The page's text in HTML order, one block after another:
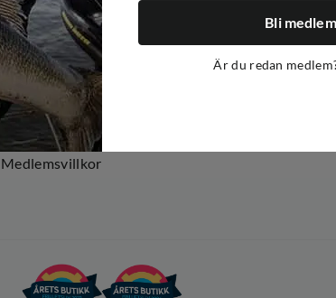
Om Out Fishing
Operation Goksjø
Hållbarhet
Öppenhet
Kundklubb
Medlemsvillkor
Bli medlem
Är du redan